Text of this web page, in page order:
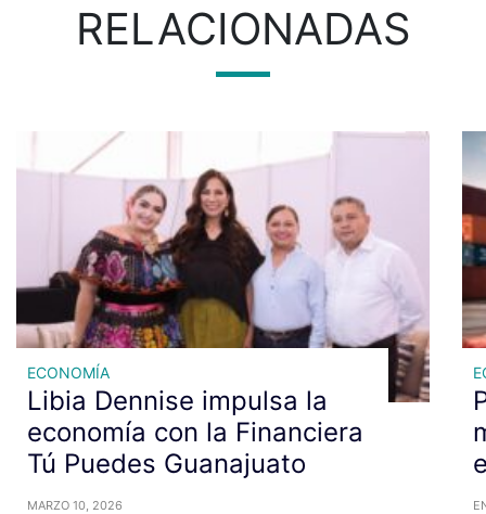
RELACIONADAS
ECONOMÍA
Libia Dennise impulsa la
economía con la Financiera
Tú Puedes Guanajuato
MARZO 10, 2026